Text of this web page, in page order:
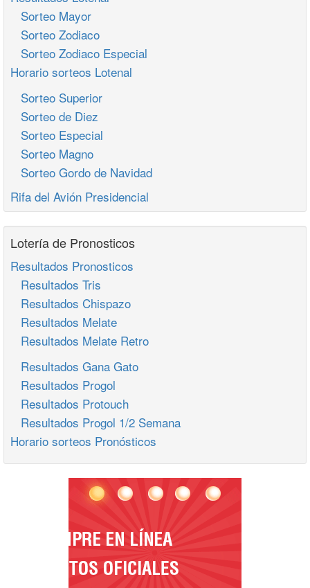
Sorteo Mayor
Sorteo Zodiaco
Sorteo Zodiaco Especial
Horario sorteos Lotenal
Sorteo Superior
Sorteo de Diez
Sorteo Especial
Sorteo Magno
Sorteo Gordo de Navidad
Rifa del Avión Presidencial
Lotería de Pronosticos
Resultados Pronosticos
Resultados Tris
Resultados Chispazo
Resultados Melate
Resultados Melate Retro
Resultados Gana Gato
Resultados Progol
Resultados Protouch
Resultados Progol 1/2 Semana
Horario sorteos Pronósticos